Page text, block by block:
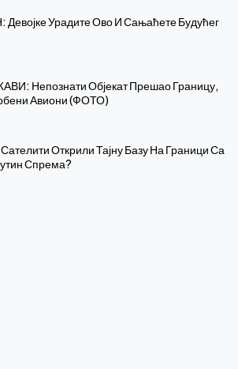
Урадите Ово И Сањаћете Будућег
Непознати Објекат Прешао Границу,
Авиони (ФОТО)
Открили Тајну Базу На Граници Са
Спрема?